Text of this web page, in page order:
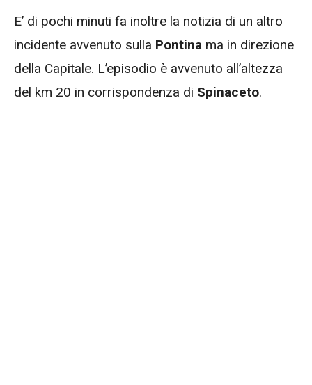
E’ di pochi minuti fa inoltre la notizia di un altro
incidente avvenuto sulla Pontina ma in direzione
della Capitale. L’episodio è avvenuto all’altezza
del km 20 in corrispondenza di Spinaceto.